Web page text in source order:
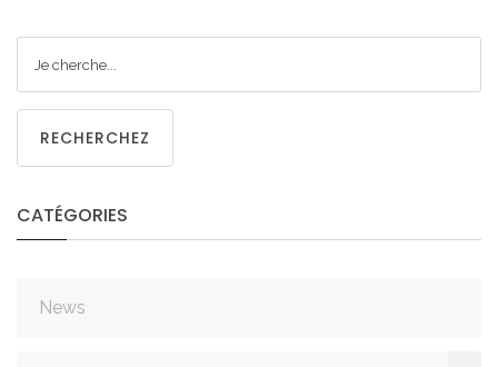
RECHERCHEZ
CATÉGORIES
News